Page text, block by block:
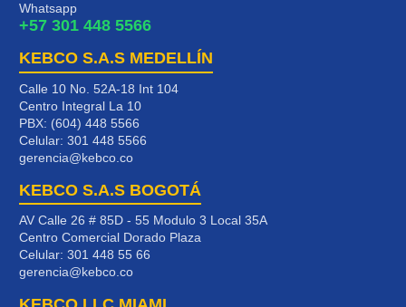
Whatsapp
+57 301 448 5566
KEBCO S.A.S MEDELLÍN
Calle 10 No. 52A-18 Int 104
Centro Integral La 10
PBX: (604) 448 5566
Celular: 301 448 5566
gerencia@kebco.co
KEBCO S.A.S BOGOTÁ
AV Calle 26 # 85D - 55 Modulo 3 Local 35A
Centro Comercial Dorado Plaza
Celular: 301 448 55 66
gerencia@kebco.co